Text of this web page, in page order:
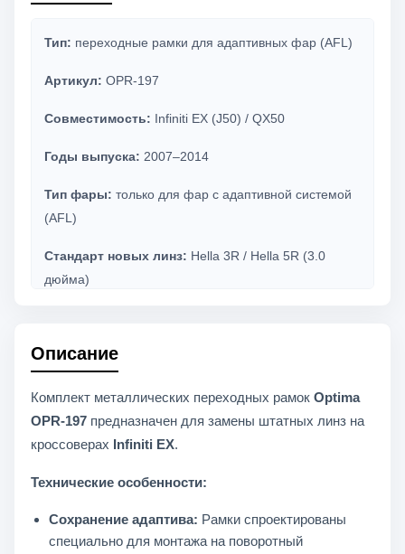
Тип: переходные рамки для адаптивных фар (AFL)
Артикул: OPR-197
Совместимость: Infiniti EX (J50) / QX50
Годы выпуска: 2007–2014
Тип фары: только для фар с адаптивной системой
(AFL)
Стандарт новых линз: Hella 3R / Hella 5R (3.0
дюйма)
Комплект:2 рамки, крепеж
Описание
Комплект металлических переходных рамок Optima
OPR-197 предназначен для замены штатных линз на
кроссоверах Infiniti EX.
Технические особенности:
Сохранение адаптива: Рамки спроектированы
специально для монтажа на поворотный